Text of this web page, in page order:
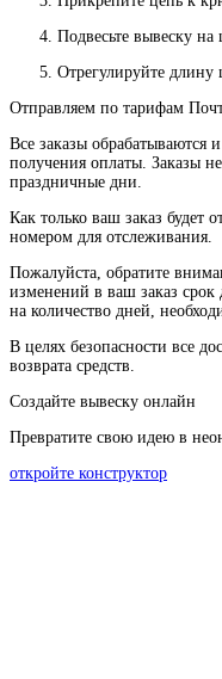
Подвесьте вывеску
Отрегулируйте длину
Отправляем по тарифам
Все заказы обрабатываются и
получения оплаты Заказы не
праздничные дни
Как только ваш заказ будет
номером для отслеживания
Пожалуйста , обратите
изменений в ваш заказ срок
на количество дней
В целях безопасности все
возврата средств.
Создайте вывеску онлайн
Превратите свою идею в
откройте конструктор